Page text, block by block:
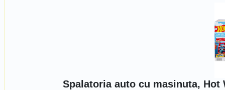
Spalatoria auto cu masinuta, Hot